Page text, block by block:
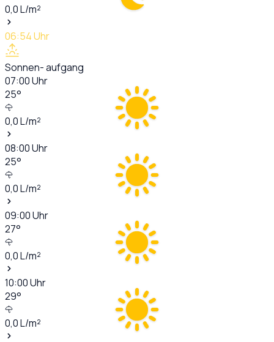
0,0L/m²
06:54Uhr
Sonnen- aufgang
07:00Uhr
25°
0,0L/m²
08:00Uhr
25°
0,0L/m²
09:00Uhr
27°
0,0L/m²
10:00Uhr
29°
0,0L/m²